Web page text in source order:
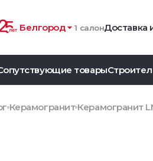
Белгород 1 салонДоставка
товары
Керамогранит Керамогранит